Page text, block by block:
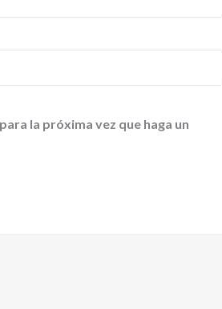
la próxima vez que haga un